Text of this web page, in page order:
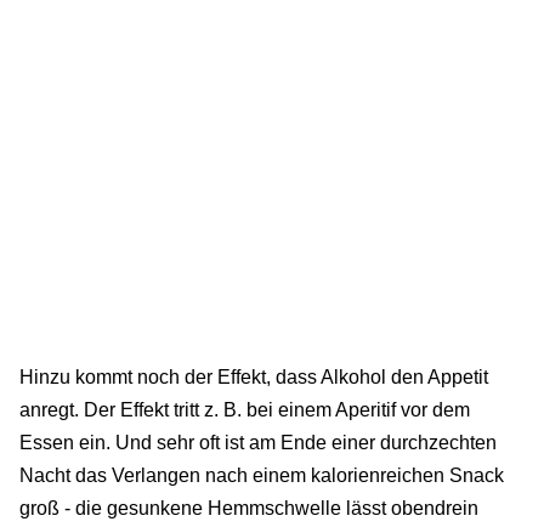
Hinzu kommt noch der Effekt, dass Alkohol den Appetit
anregt. Der Effekt tritt z. B. bei einem Aperitif vor dem
Essen ein. Und sehr oft ist am Ende einer durchzechten
Nacht das Verlangen nach einem kalorienreichen Snack
groß - die gesunkene Hemmschwelle lässt obendrein